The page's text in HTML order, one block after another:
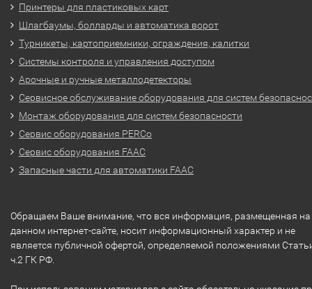
Принтеры для пластиковых карт
Шлагбаумы, болларды и автоматика ворот
Турникеты, картоприемники, ограждения, калитки
Системы контроля и управления доступом
Арочные и ручные металлодетекторы
Сервисное обслуживание оборудования для систем
Монтаж оборудования для систем безопасности
Сервис оборудования PERCo
Сервис оборудования FAAC
Запасные части для автоматики FAAC
Обращаем Ваше внимание, что вся информация, размещенная на
данном интернет-сайте, носит информационный характер и не
является публичной офертой, определяемой положениями
ч.2 ГК РФ.